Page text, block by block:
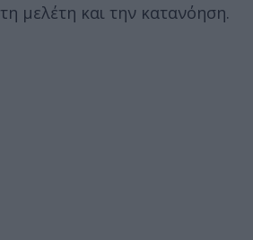
τη μελέτη και την κατανόηση.